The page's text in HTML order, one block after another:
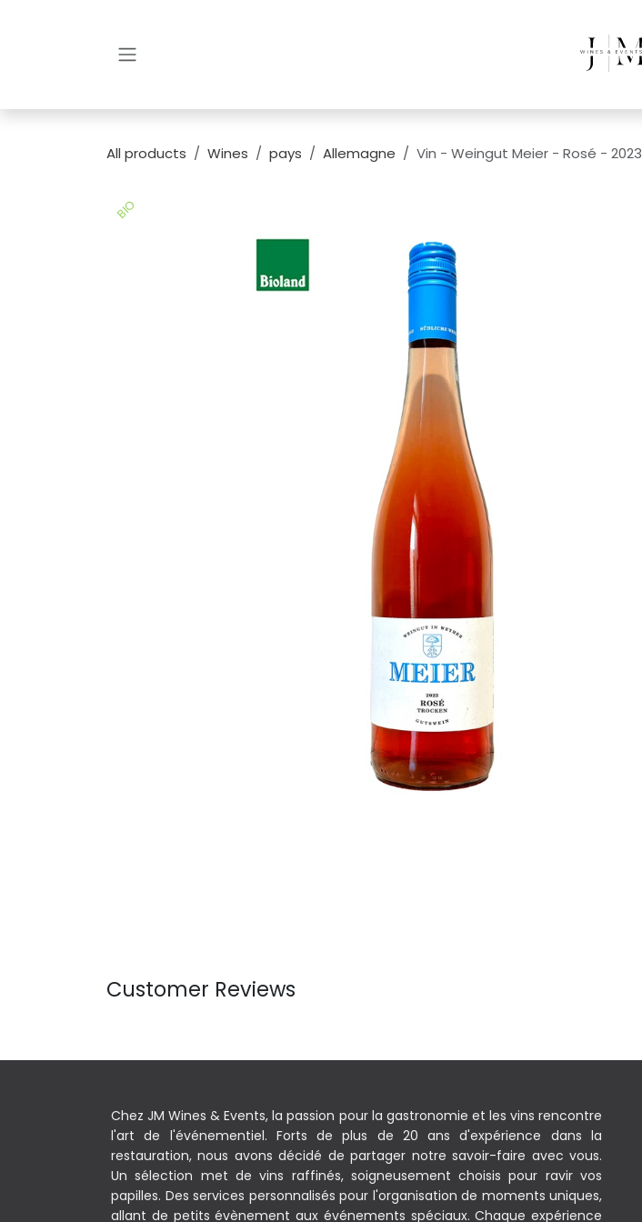
All products Wines pays Allemagne Vin - Weingut Meier - Rosé - 2023
BIO
Customer Reviews
Chez JM Wines & Events, la passion pour la gastronomie et les vins rencontre
l'art de l'événementiel. Forts de plus de 20 ans d'expérience dans la
restauration, nous avons décidé de partager notre savoir-faire avec vous.
Un sélection met de vins raffinés, soigneusement choisis pour ravir vos
papilles. Des services personnalisés pour l'organisation de moments uniques,
allant de petits évènement aux événements spéciaux. Chaque expérience